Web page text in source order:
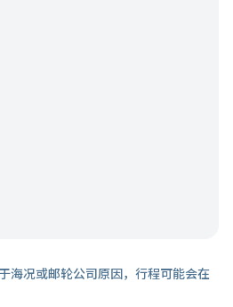
海况或邮轮公司原因，行程可能会在